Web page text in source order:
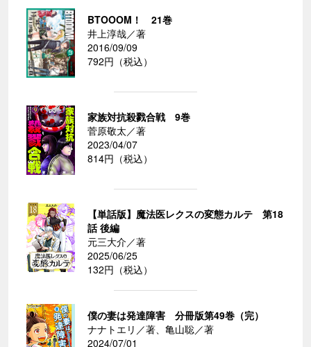
BTOOOM！ 21巻
井上淳哉／著
2016/09/09
792円（税込）
家族対抗殺戮合戦 9巻
菅原敬太／著
2023/04/07
814円（税込）
【単話版】魔法医レクスの変態カルテ 第18
話 後編
元三大介／著
2025/06/25
132円（税込）
僕の妻は発達障害 分冊版第49巻（完）
ナナトエリ／著、亀山聡／著
2024/07/01